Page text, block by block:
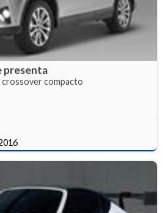
presenta
crossover compacto